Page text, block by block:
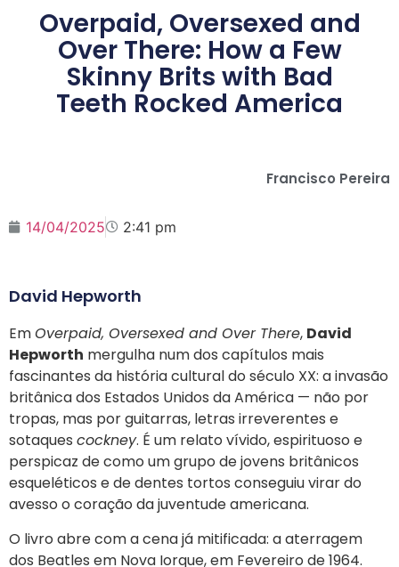
Overpaid, Oversexed and
Over There: How a Few
Skinny Brits with Bad
Teeth Rocked America
Francisco Pereira
14/04/2025 2:41 pm
David Hepworth
EmOverpaid, Oversexed and Over There, David
Hepworth mergulha num dos capítulos mais
fascinantes da história cultural do século XX: a invasão
britânica dos Estados Unidos da América — não por
tropas, mas por guitarras, letras irreverentes e
sotaques cockney. É um relato vívido, espirituoso e
perspicaz de como um grupo de jovens britânicos
esqueléticos e de dentes tortos conseguiu virar do
avesso o coração da juventude americana.
O livro abre com a cena já mitificada: a aterragem
dos Beatles em Nova Iorque, em Fevereiro de 1964.